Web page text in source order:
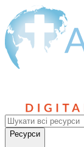
Ресурси